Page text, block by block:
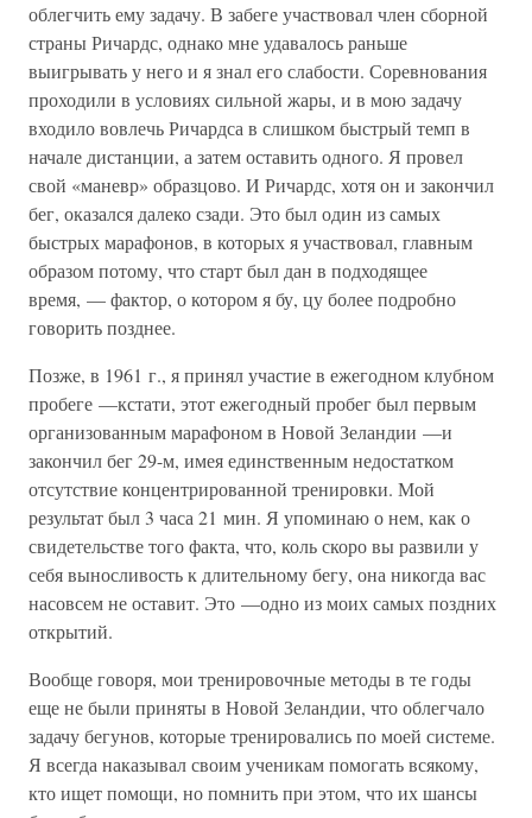
облегчить ему задачу. В забеге участвовал член сборной
страны Ричардс, однако мне удавалось раньше
выигрывать у него и я знал его слабости. Соревнования
проходили в условиях сильной жары, и в мою задачу
входило вовлечь Ричардса в слишком быстрый темп в
начале дистанции, а затем оставить одного. Я провел
свой «маневр» образцово. И Ричардс, хотя он и закончил
бег, оказался далеко сзади. Это был один из самых
быстрых марафонов, в которых я участвовал, главным
образом потому, что старт был дан в подходящее
время, — фактор, о котором я бу, цу более подробно
говорить позднее.
Позже, в 1961 г., я принял участие в ежегодном клубном
пробеге —кстати, этот ежегодный пробег был первым
организованным марафоном в Новой Зеландии —и
закончил бег 29-м, имея единственным недостатком
отсутствие концентрированной тренировки. Мой
результат был 3 часа 21 мин. Я упоминаю о нем, как о
свидетельстве того факта, что, коль скоро вы развили у
себя выносливость к длительному бегу, она никогда вас
насовсем не оставит. Это —одно из моих самых поздних
открытий.
Вообще говоря, мои тренировочные методы в те годы
еще не были приняты в Новой Зеландии, что облегчало
задачу бегунов, которые тренировались по моей системе.
Я всегда наказывал своим ученикам помогать всякому,
кто ищет помощи, но помнить при этом, что их шансы